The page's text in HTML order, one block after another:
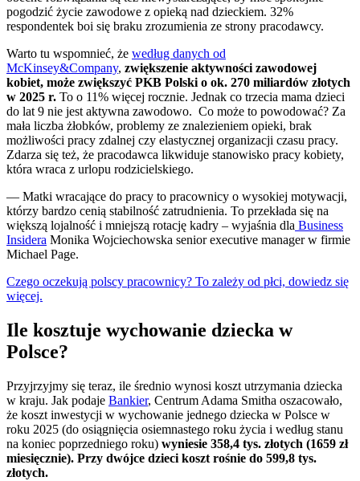
pogodzić życie zawodowe z opieką nad dzieckiem. 32%
respondentek boi się braku zrozumienia ze strony pracodawcy.
Warto tu wspomnieć, że według danych od
McKinsey&Company, zwiększenie aktywności zawodowej
kobiet, może zwiększyć PKB Polski o ok. 270 miliardów złotych
w 2025 r. To o 11% więcej rocznie. Jednak co trzecia mama dzieci
do lat 9 nie jest aktywna zawodowo. Co może to powodować? Za
mała liczba żłobków, problemy ze znalezieniem opieki, brak
możliwości pracy zdalnej czy elastycznej organizacji czasu pracy.
Zdarza się też, że pracodawca likwiduje stanowisko pracy kobiety,
która wraca z urlopu rodzicielskiego.
— Matki wracające do pracy to pracownicy o wysokiej motywacji,
którzy bardzo cenią stabilność zatrudnienia. To przekłada się na
większą lojalność i mniejszą rotację kadry – wyjaśnia dla Business
Insidera Monika Wojciechowska senior executive manager w firmie
Michael Page.
Czego oczekują polscy pracownicy? To zależy od płci, dowiedz się
więcej.
Ile kosztuje wychowanie dziecka w
Polsce?
Przyjrzyjmy się teraz, ile średnio wynosi koszt utrzymania dziecka
w kraju. Jak podaje Bankier, Centrum Adama Smitha oszacowało,
że koszt inwestycji w wychowanie jednego dziecka w Polsce w
roku 2025 (do osiągnięcia osiemnastego roku życia i według stanu
na koniec poprzedniego roku) wyniesie 358,4 tys. złotych (1659 zł
miesięcznie). Przy dwójce dzieci koszt rośnie do 599,8 tys.
złotych.